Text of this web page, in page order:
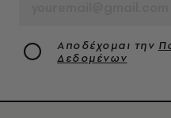
Αποδέχομαι την
Δεδομένων